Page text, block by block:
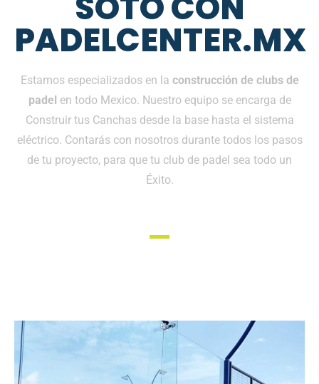
PADELCENTER.MX
Estamos especializados en la construcción de clubs de
padel en todo Mexico. Nuestro equipo se encarga de
Construir tus Canchas desde la base hasta el sistema
eléctrico. Contarás con nosotros durante todos los pasos
de tu proyecto, para que tu club de padel sea todo un
Éxito.